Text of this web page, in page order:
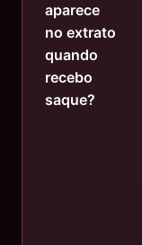
aparece
no extrato
quando
recebo
saque?